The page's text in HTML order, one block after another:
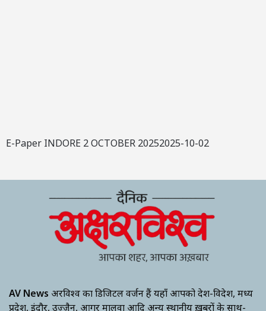
E-Paper INDORE 2 OCTOBER 20252025-10-02
AV News अक्षरविश्व का डिजिटल वर्जन हैं यहाँ आपको देश-विदेश, मध्य
प्रदेश, इंदौर, उज्जैन, आगर मालवा आदि अन्य स्थानीय ख़बरों के साथ-